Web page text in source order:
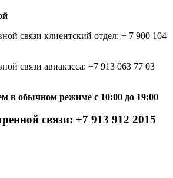
связи клиентский отдел: + 7 900 104
связи авиакасса: +7 913 063 77 03
в обычном режиме с 10:00 до 19:00
связи: +7 913 912 2015